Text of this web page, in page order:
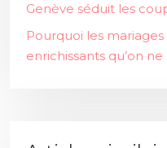
Genève séduit les
Pourquoi les
enrichissants qu’on